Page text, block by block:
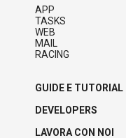
APP
TASKS
WEB
MAIL
RACING
GUIDE E TUTORIAL
DEVELOPERS
LAVORA CON NOI